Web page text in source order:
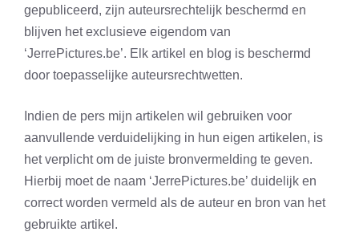
gepubliceerd, zijn auteursrechtelijk beschermd en
blijven het exclusieve eigendom van
‘JerrePictures.be’. Elk artikel en blog is beschermd
door toepasselijke auteursrechtwetten.
Indien de pers mijn artikelen wil gebruiken voor
aanvullende verduidelijking in hun eigen artikelen, is
het verplicht om de juiste bronvermelding te geven.
Hierbij moet de naam ‘JerrePictures.be’ duidelijk en
correct worden vermeld als de auteur en bron van het
gebruikte artikel.